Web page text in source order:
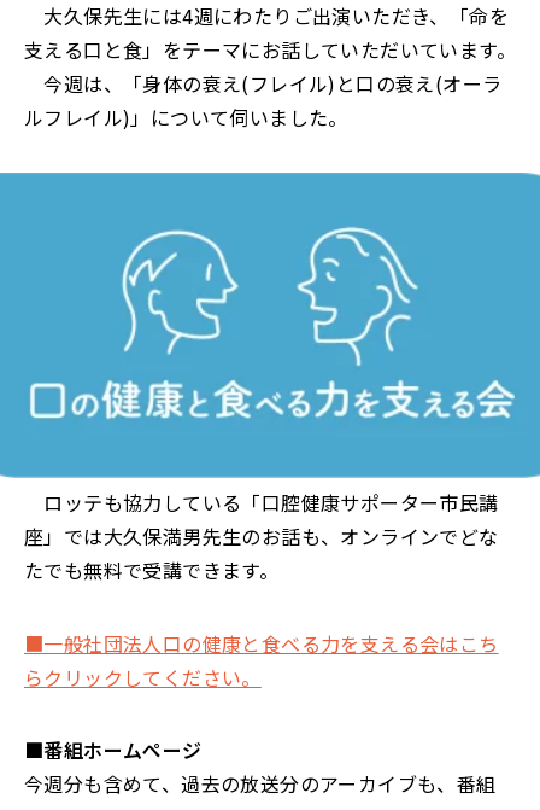
大久保先生には4週にわたりご出演いただき、「命を
支える口と食」をテーマにお話していただいています。
今週は、「身体の衰え(フレイル)と口の衰え(オーラ
ルフレイル)」について伺いました。
ロッテも協力している「口腔健康サポーター市民講
座」では大久保満男先生のお話も、オンラインでどな
たでも無料で受講できます。
■一般社団法人口の健康と食べる力を支える会はこち
らクリックしてください。
■番組ホームページ
今週分も含めて、過去の放送分のアーカイブも、番組